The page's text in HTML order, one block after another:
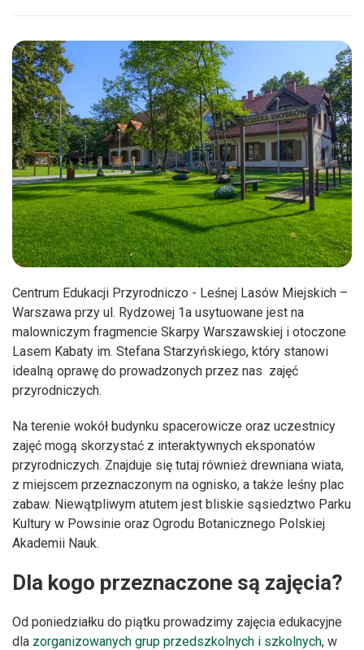
Centrum Edukacji Przyrodniczo - Leśnej Lasów Miejskich –
Warszawa przy ul. Rydzowej 1a usytuowane jest na
malowniczym fragmencie Skarpy Warszawskiej i otoczone
Lasem Kabaty im. Stefana Starzyńskiego, który stanowi
idealną oprawę do prowadzonych przez nas zajęć
przyrodniczych.
Na terenie wokół budynku spacerowicze oraz uczestnicy
zajęć mogą skorzystać z interaktywnych eksponatów
przyrodniczych. Znajduje się tutaj również drewniana wiata,
z miejscem przeznaczonym na ognisko, a także leśny plac
zabaw. Niewątpliwym atutem jest bliskie sąsiedztwo Parku
Kultury w Powsinie oraz Ogrodu Botanicznego Polskiej
Akademii Nauk.
Dla kogo przeznaczone są zajęcia?
Od poniedziałku do piątku prowadzimy zajęcia edukacyjne
dla zorganizowanych grup przedszkolnych i szkolnych, w